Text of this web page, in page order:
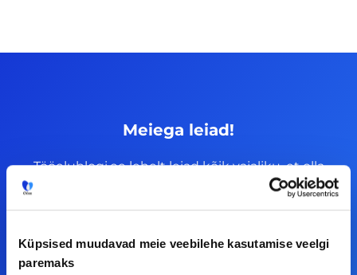
Küpsised muudavad meie veebilehe kasutamise veelgi
paremaks
Meiega leiad!
Tööelublogi.ee lehelt leiad kõik vajaliku, et olla
kursis tööturu uudistega. Kui sul on
ettepanekuid erinevate teemade osas või soovid